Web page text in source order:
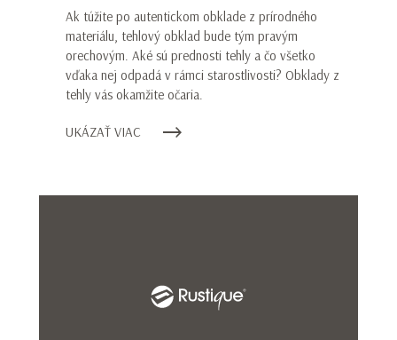
Ak túžite po autentickom obklade z prírodného
materiálu, tehlový obklad bude tým pravým
orechovým. Aké sú prednosti tehly a čo všetko
vďaka nej odpadá v rámci starostlivosti? Obklady z
tehly vás okamžite očaria.
UKÁZAŤ VIAC